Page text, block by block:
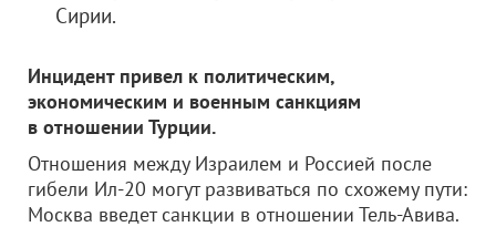
Сирии.
Инцидент привел к политическим,
экономическим и военным санкциям
в отношении Турции.
Отношения между Израилем и Россией после
гибели Ил-20 могут развиваться по схожему пути:
Москва введет санкции в отношении Тель-Авива.